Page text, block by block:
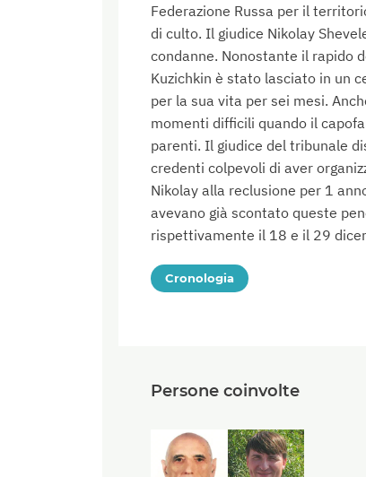
Federazione Russa per il
di culto. Il giudice Nikolay
condanne. Nonostante il rapido
Kuzichkin è stato lasciato in un
per la sua vita per sei mesi.
momenti difficili quando il
parenti. Il giudice del tribunale
credenti colpevoli di aver
Nikolay alla reclusione per 1
avevano già scontato queste
rispettivamente il 18 e il 29
Cronologia
Persone coinvolte